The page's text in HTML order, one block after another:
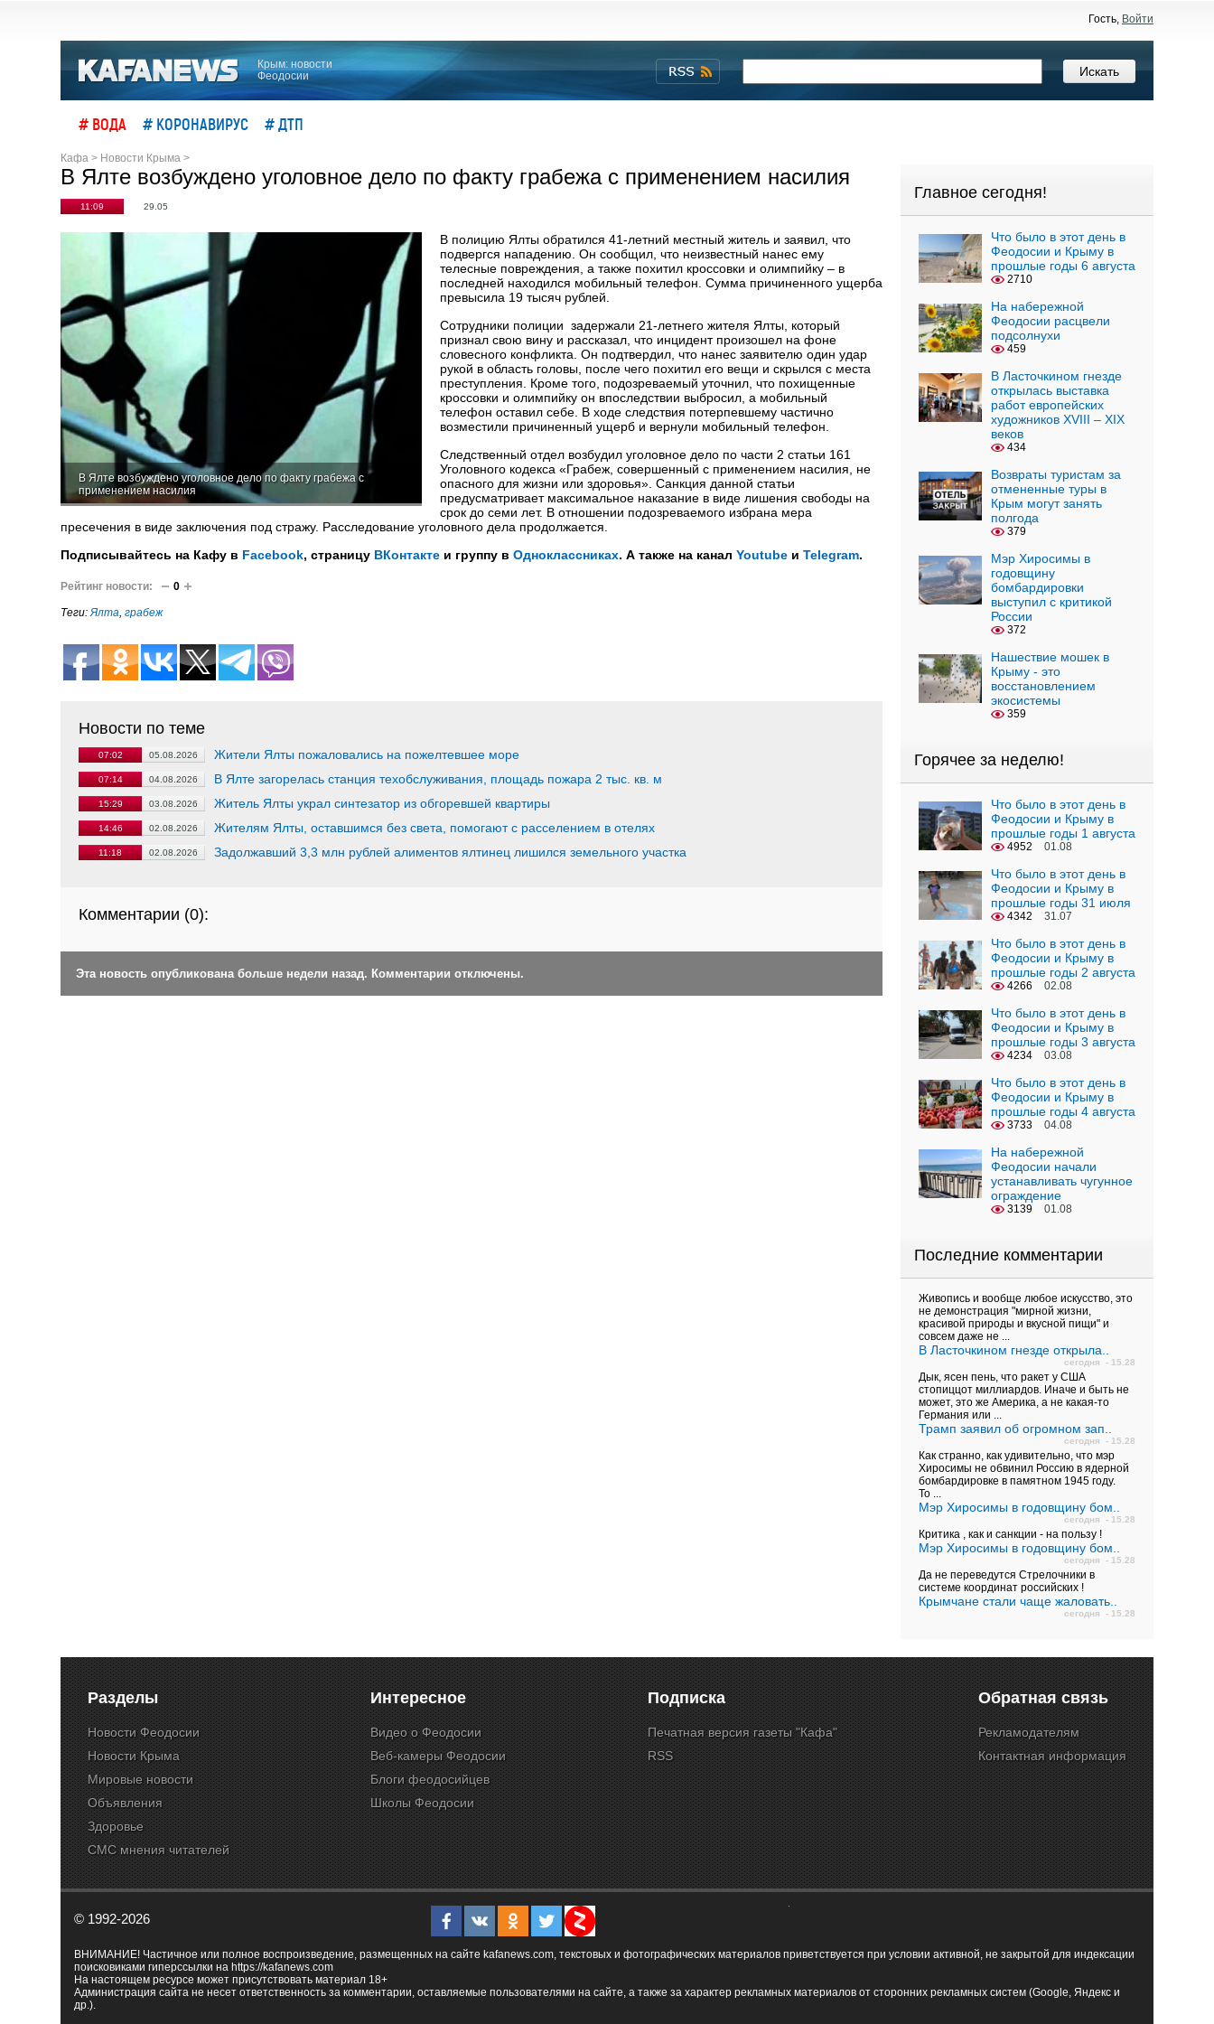
Гость, Войти
Крым: новости
Феодосии
# ВОДА # КОРОНАВИРУС # ДТП
Кафа > Новости Крыма >
В Ялте возбуждено уголовное дело по факту грабежа с применением насилия
11:09 29.05
В Ялте возбуждено уголовное дело по факту грабежа с
применением насилия
В полицию Ялты обратился 41‑летний местный житель и заявил, что
подвергся нападению. Он сообщил, что неизвестный нанес ему
телесные повреждения, а также похитил кроссовки и олимпийку – в
последней находился мобильный телефон. Сумма причиненного ущерба
превысила 19 тысяч рублей.
Сотрудники полиции задержали 21‑летнего жителя Ялты, который
признал свою вину и рассказал, что инцидент произошел на фоне
словесного конфликта. Он подтвердил, что нанес заявителю один удар
рукой в область головы, после чего похитил его вещи и скрылся с места
преступления. Кроме того, подозреваемый уточнил, что похищенные
кроссовки и олимпийку он впоследствии выбросил, а мобильный
телефон оставил себе. В ходе следствия потерпевшему частично
возместили причиненный ущерб и вернули мобильный телефон.
Следственный отдел возбудил уголовное дело по части 2 статьи 161
Уголовного кодекса «Грабеж, совершенный с применением насилия, не
опасного для жизни или здоровья». Санкция данной статьи
предусматривает максимальное наказание в виде лишения свободы на
срок до семи лет. В отношении подозреваемого избрана мера
пресечения в виде заключения под стражу. Расследование уголовного дела продолжается.
Подписывайтесь на Кафу в Facebook, страницу ВКонтакте и группу в Одноклассниках. А также на канал Youtube и Telegram.
Рейтинг новости: 0
Теги:Ялта, грабеж
Новости по теме
07:02 05.08.2026 Жители Ялты пожаловались на пожелтевшее море
07:14 04.08.2026 В Ялте загорелась станция техобслуживания, площадь пожара 2 тыс. кв. м
15:29 03.08.2026 Житель Ялты украл синтезатор из обгоревшей квартиры
14:46 02.08.2026 Жителям Ялты, оставшимся без света, помогают с расселением в отелях
11:18 02.08.2026 Задолжавший 3,3 млн рублей алиментов ялтинец лишился земельного участка
Комментарии (0):
Эта новость опубликована больше недели назад. Комментарии отключены.
Главное сегодня!
Что было в этот день в
Феодосии и Крыму в
прошлые годы 6 августа
2710
На набережной
Феодосии расцвели
подсолнухи
459
В Ласточкином гнезде
открылась выставка
работ европейских
художников XVIII – XIX
веков
434
Возвраты туристам за
отмененные туры в
Крым могут занять
полгода
379
Мэр Хиросимы в
годовщину
бомбардировки
выступил с критикой
России
372
Нашествие мошек в
Крыму - это
восстановлением
экосистемы
359
Горячее за неделю!
Что было в этот день в
Феодосии и Крыму в
прошлые годы 1 августа
4952 01.08
Что было в этот день в
Феодосии и Крыму в
прошлые годы 31 июля
4342 31.07
Что было в этот день в
Феодосии и Крыму в
прошлые годы 2 августа
4266 02.08
Что было в этот день в
Феодосии и Крыму в
прошлые годы 3 августа
4234 03.08
Что было в этот день в
Феодосии и Крыму в
прошлые годы 4 августа
3733 04.08
На набережной
Феодосии начали
устанавливать чугунное
ограждение
3139 01.08
Последние комментарии
Живопись и вообще любое искусство, это
не демонстрация "мирной жизни,
красивой природы и вкусной пищи" и
совсем даже не ...
В Ласточкином гнезде открыла..
сегодня - 15.28
Дык, ясен пень, что ракет у США
стопиццот миллиардов. Иначе и быть не
может, это же Америка, а не какая-то
Германия или ...
Трамп заявил об огромном зап..
сегодня - 15.28
Как странно, как удивительно, что мэр
Хиросимы не обвинил Россию в ядерной
бомбардировке в памятном 1945 году.
То ...
Мэр Хиросимы в годовщину бом..
сегодня - 15.28
Критика , как и санкции - на пользу !
Мэр Хиросимы в годовщину бом..
сегодня - 15.28
Да не переведутся Стрелочники в
системе координат российских !
Крымчане стали чаще жаловать..
сегодня - 15.28
Разделы
Новости Феодосии
Новости Крыма
Мировые новости
Объявления
Здоровье
СМС мнения читателей
Интересное
Видео о Феодосии
Веб-камеры Феодосии
Блоги феодосийцев
Школы Феодосии
Подписка
Печатная версия газеты "Кафа"
RSS
Обратная связь
Рекламодателям
Контактная информация
© 1992-2026
ВНИМАНИЕ! Частичное или полное воспроизведение, размещенных на сайте kafanews.com, текстовых и фотографических материалов приветствуется при условии активной, не закрытой для индексации
поисковиками гиперссылки на https://kafanews.com
На настоящем ресурсе может присутствовать материал 18+
Администрация сайта не несет ответственность за комментарии, оставляемые пользователями на сайте, а также за характер рекламных материалов от сторонних рекламных систем (Google, Яндекс и
др.).